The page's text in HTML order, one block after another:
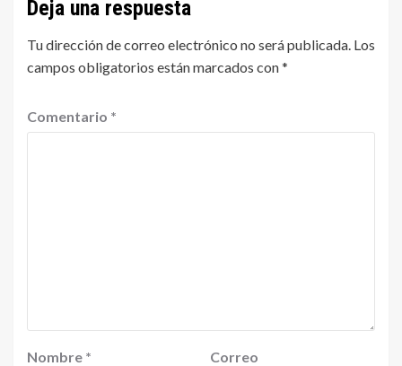
Deja una respuesta
Tu dirección de correo electrónico no será publicada. Los
campos obligatorios están marcados con*
Comentario *
Nombre *
Correo